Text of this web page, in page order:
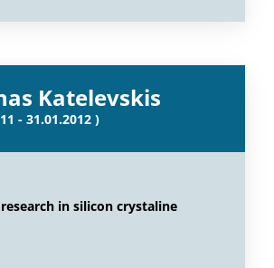
Katelevskis
- 31.01.2012 )
in silicon crystaline